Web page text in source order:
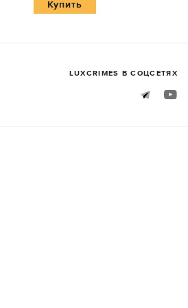
Купить
LUXСRIMES В СОЦСЕТЯХ